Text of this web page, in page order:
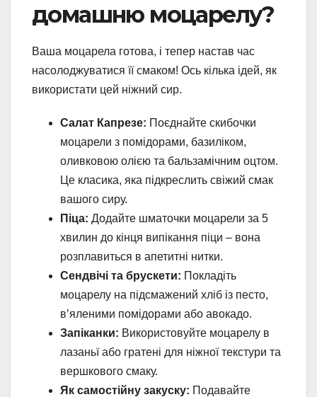
домашню моцарелу?
Ваша моцарела готова, і тепер настав час
насолоджуватися її смаком! Ось кілька ідей, як
використати цей ніжний сир.
Салат Капрезе: Поєднайте скибочки
моцарели з помідорами, базиліком,
оливковою олією та бальзамічним оцтом.
Це класика, яка підкреслить свіжий смак
вашого сиру.
Піца: Додайте шматочки моцарели за 5
хвилин до кінця випікання піци – вона
розплавиться в апетитні нитки.
Сендвічі та брускети: Покладіть
моцарелу на підсмажений хліб із песто,
в’яленими помідорами або авокадо.
Запіканки: Використовуйте моцарелу в
лазаньї або гратені для ніжної текстури та
вершкового смаку.
Як самостійну закуску: Подавайте